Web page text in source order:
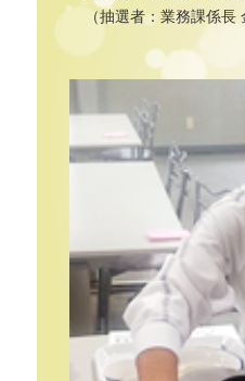
（抽選者：業務課係長